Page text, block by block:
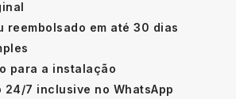
reembolsado em até 30 dias
para a instalação
24/7 inclusive no WhatsApp